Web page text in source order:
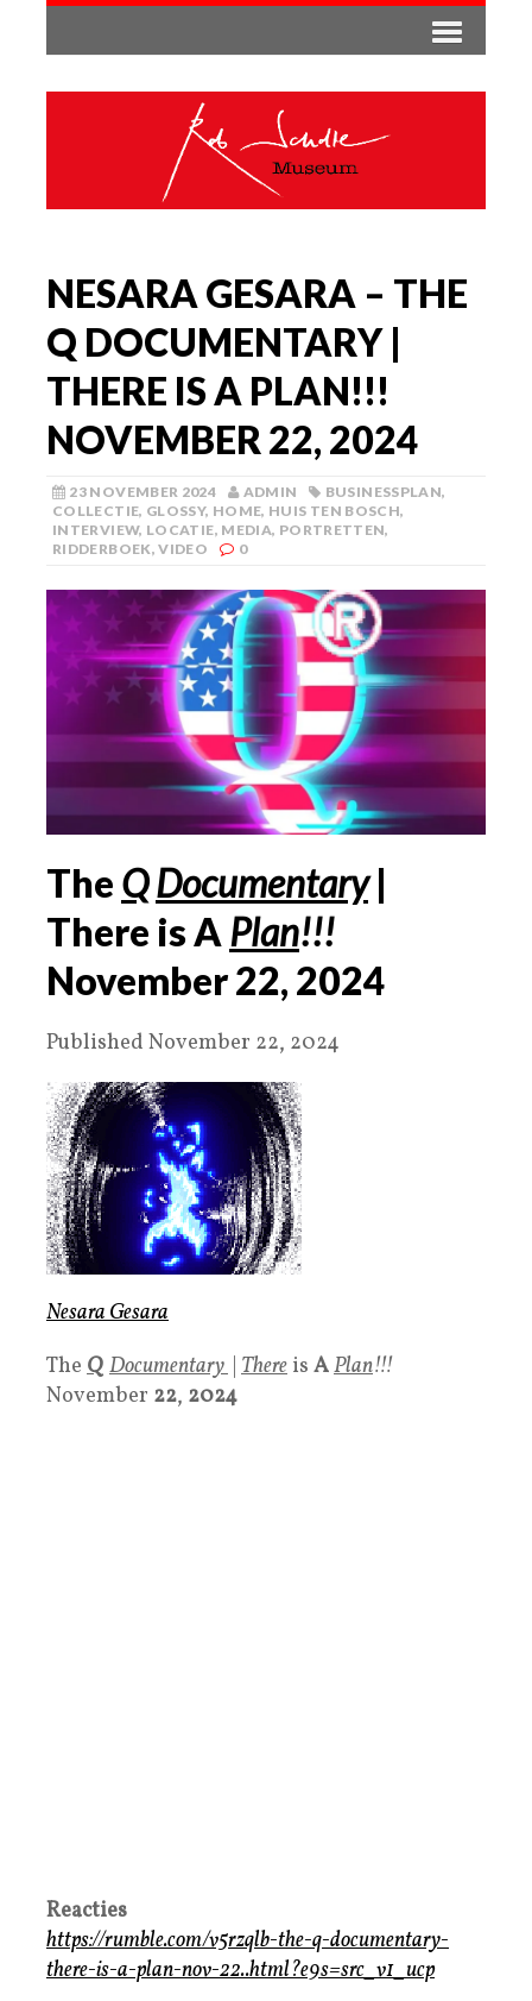
NESARA GESARA – THE
Q DOCUMENTARY |
THERE IS A PLAN!!!
NOVEMBER 22, 2024
23 NOVEMBER 2024 ADMIN BUSINESSPLAN,
COLLECTIE, GLOSSY, HOME, HUIS TEN BOSCH,
INTERVIEW, LOCATIE, MEDIA, PORTRETTEN,
RIDDERBOEK,VIDEO 0
The QDocumentary|
There is A Plan!!!
November 22, 2024
Published November 22, 2024
Nesara Gesara
The Q Documentary There is APlan!!!
November 22, 2024
Reacties
https://rumble.com/v5rzqlb-the-q-documentary-
there-is-a-plan-nov-22..html?e9s=src_v1_ucp